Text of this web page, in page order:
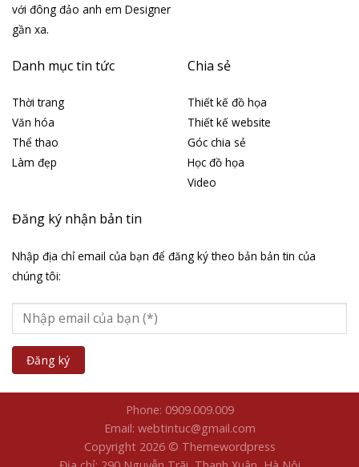
với đông đảo anh em Designer
gần xa.
Danh mục tin tức
Thời trang
Văn hóa
Thể thao
Làm đẹp
Chia sẻ
Thiết kế đồ họa
Thiết kế website
Góc chia sẻ
Học đồ họa
Video
Đăng ký nhận bản tin
Nhập địa chỉ email của bạn để đăng ký theo bản bản tin của
chúng tôi:
Phone: 0909.009.009
Email: webtintuc@gmail.com
Copyright 2026 © Themewordpress